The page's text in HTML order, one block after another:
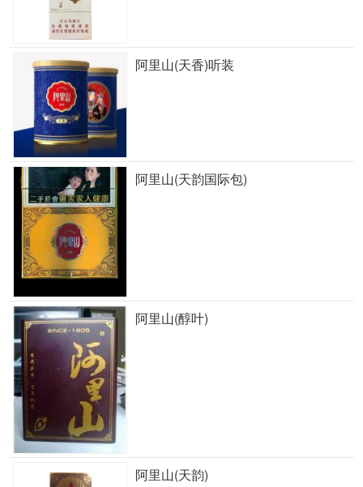
阿里山(天香)听装
阿里山(天韵国际包)
阿里山(醇叶)
阿里山(天韵)